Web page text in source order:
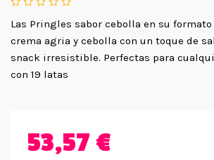
Las Pringles sabor cebolla en su
crema agria y cebolla con un toque de
snack irresistible. Perfectas para
con 19 latas
53,57 €